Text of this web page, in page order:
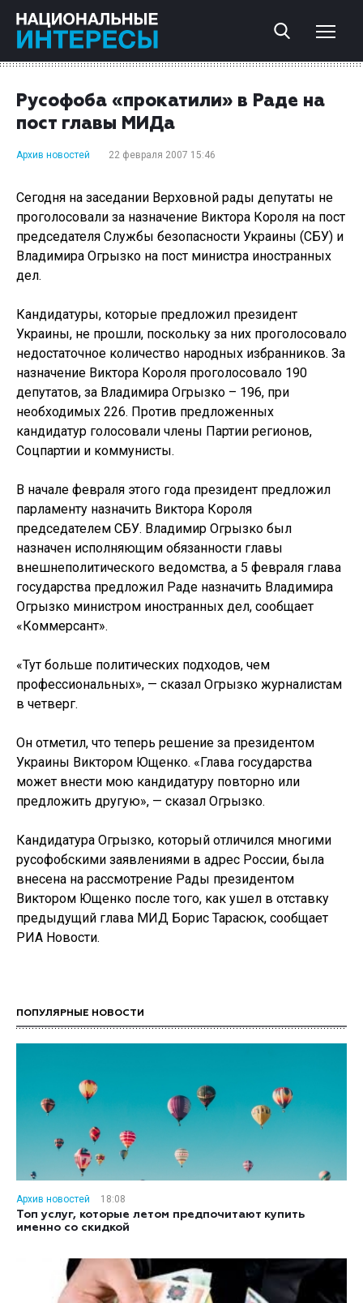
Русофоба «прокатили» в Раде на
пост главы МИДа
Архив новостей 22 февраля 2007 15:46
Сегодня на заседании Верховной рады депутаты не
проголосовали за назначение Виктора Короля на пост
председателя Службы безопасности Украины (СБУ) и
Владимира Огрызко на пост министра иностранных
дел.
Кандидатуры, которые предложил президент
Украины, не прошли, поскольку за них проголосовало
недостаточное количество народных избранников. За
назначение Виктора Короля проголосовало 190
депутатов, за Владимира Огрызко – 196, при
необходимых 226. Против предложенных
кандидатур голосовали члены Партии регионов,
Соцпартии и коммунисты.
В начале февраля этого года президент предложил
парламенту назначить Виктора Короля
председателем СБУ. Владимир Огрызко был
назначен исполняющим обязанности главы
внешнеполитического ведомства, а 5 февраля глава
государства предложил Раде назначить Владимира
Огрызко министром иностранных дел, сообщает
«Коммерсант».
«Тут больше политических подходов, чем
профессиональных», — сказал Огрызко журналистам
в четверг.
Он отметил, что теперь решение за президентом
Украины Виктором Ющенко. «Глава государства
может внести мою кандидатуру повторно или
предложить другую», — сказал Огрызко.
Кандидатура Огрызко, который отличился многими
русофобскими заявлениями в адрес России, была
внесена на рассмотрение Рады президентом
Виктором Ющенко после того, как ушел в отставку
предыдущий глава МИД Борис Тарасюк, сообщает
РИА Новости.
ПОПУЛЯРНЫЕ НОВОСТИ
Архив новостей
18:08
Топ услуг, которые летом предпочитают купить
именно со скидкой